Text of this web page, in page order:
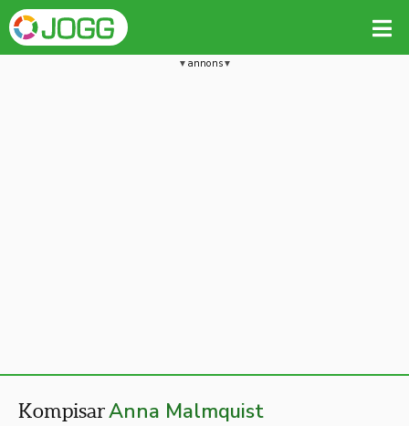
annons
KompisarAnna Malmquist